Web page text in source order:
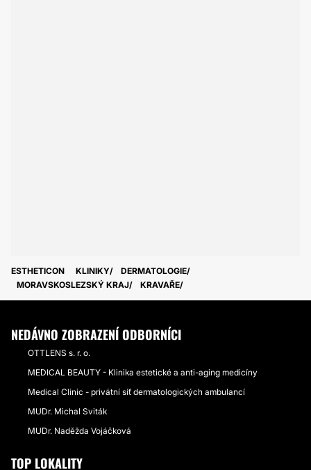
ESTHETICON KLINIKY
DERMATOLOGIE
MORAVSKOSLEZSKÝ KRAJ
KRAVAŘE
NEDÁVNO ZOBRAZENÍ ODBORNÍCI
OTTLENS s. r. o.
MEDICAL BEAUTY - Klinika estetické a anti-aging medicíny
Medical Clinic - privátní síť dermatologických ambulancí
MUDr. Michal Sviták
MUDr. Naděžda Vojáčková
TOP LOKALITY